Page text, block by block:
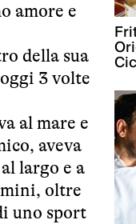
amore e
della sua
3 volte
al mare e
aveva
largo e a
oltre
uno sport